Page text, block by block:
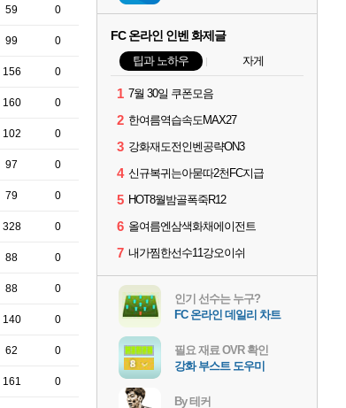
59 0
99 0
156 0
160 0
102 0
97 0
79 0
328 0
88 0
88 0
140 0
62 0
161 0
FC 온라인 인벤 화제글
팁과 노하우 자게
1 7월 30일 쿠폰모음
2 한여름역습속도MAX27
3 강화재도전인벤공략ON3
4 신규복귀는아묻따2천FC지급
5 HOT8월밤골폭죽R12
6 올여름엔삼색화채에이전트
7 내가찜한선수11강오이쉬
인기 선수는 누구?
FC 온라인 데일리 차트
필요 재료 OVR 확인
강화 부스트 도우미
By 테커